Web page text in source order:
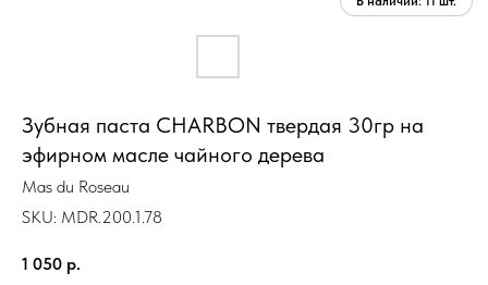
Зубная паста CHARBON твердая 30гр на
эфирном масле чайного дерева
Mas du Roseau
SKU: MDR.200.1.78
1 050 р.